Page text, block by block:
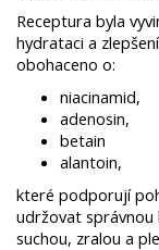
Receptura byla
hydrataci a
obohaceno o:
niacinamid,
adenosin,
betain
alantoin,
které podporují
udržovat správnou
suchou, zralou a